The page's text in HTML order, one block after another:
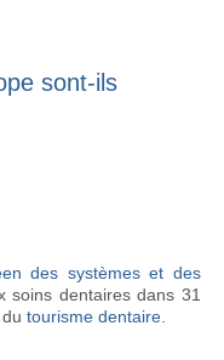
sont-ils
des systèmes et des
soins dentaires dans 31
tourisme dentaire